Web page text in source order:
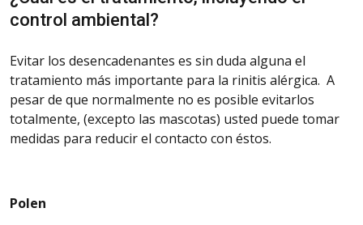
control ambiental?
Evitar los desencadenantes es sin duda alguna el
tratamiento más importante para la rinitis alérgica. A
pesar de que normalmente no es posible evitarlos
totalmente, (excepto las mascotas) usted puede tomar
medidas para reducir el contacto con éstos.
Polen